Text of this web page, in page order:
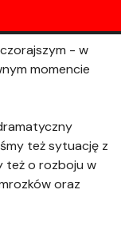
- w
momencie
też sytuację z
też o rozboju w
oraz